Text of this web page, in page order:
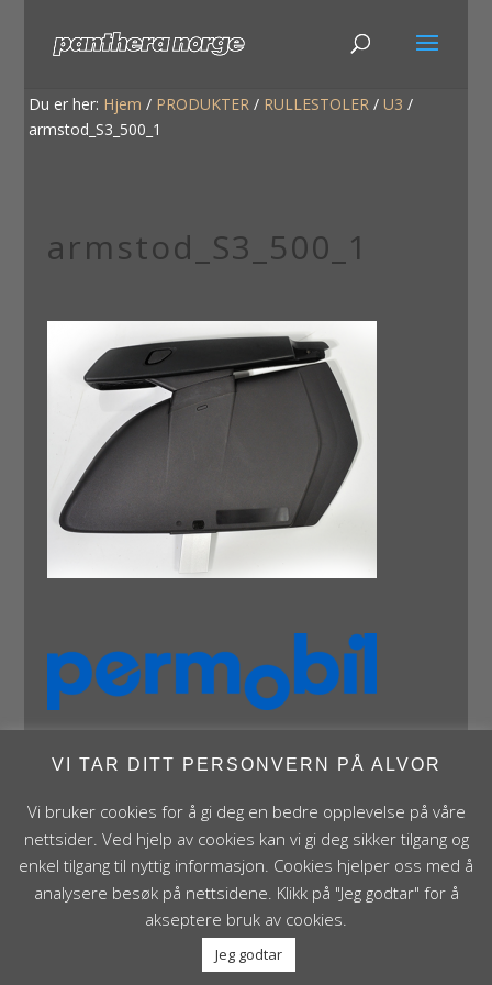
Du er her: Hjem / PRODUKTER / RULLESTOLER /U3 /
armstod_S3_500_1
armstod_S3_500_1
Panthera Norge AS • Røykenveien 142A • NO - 1386
Asker • Norge • post@panthera.no • Tlf: 90 24 55 55 •
Org.nr. NO 995 824 841 MVA Foretaksregisteret
VI TAR DITT PERSONVERN PÅ ALVOR
Vi bruker cookies for å gi deg en bedre opplevelse på våre
nettsider. Ved hjelp av cookies kan vi gi deg sikker tilgang og
enkel tilgang til nyttig informasjon. Cookies hjelper oss med å
analysere besøk på nettsidene. Klikk på "Jeg godtar" for å
akseptere bruk av cookies.
Jeg godtar